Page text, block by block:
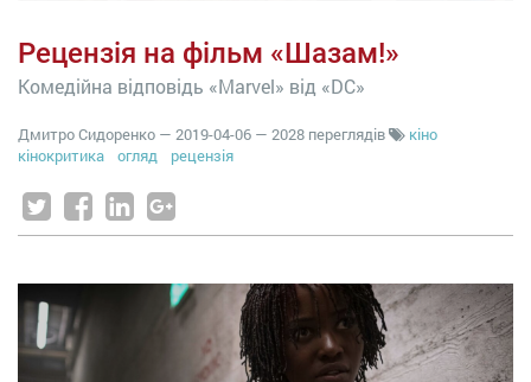
Рецензія на фільм «Шазам!»
Комедійна відповідь «Marvel» від «DC»
Дмитро Сидоренко — 2019-04-06 — 2028 переглядів
кіно
кінокритика
огляд рецензія